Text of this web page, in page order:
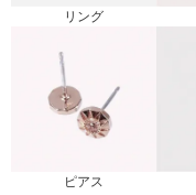
リング
ピアス